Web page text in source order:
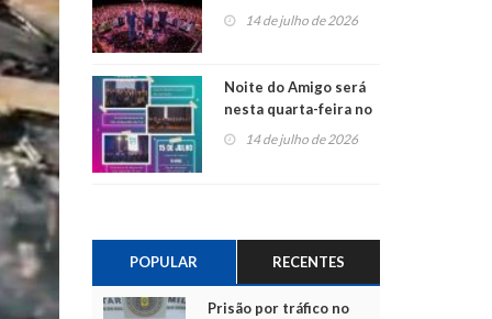
do Jota Quest nos 45
anos da Sicredi Ouro
14 de julho de 2026
Noite do Amigo será
nesta quarta-feira no
Centro de Cultura de
14 de julho de 2026
POPULAR RECENTES
Prisão por tráfico no